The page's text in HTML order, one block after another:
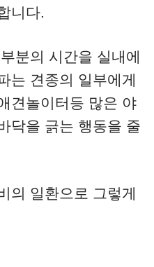
니다.
분의 시간을 실내에
는 견종의 일부에게
견놀이터등 많은 야
닥을 긁는 행동을 줄
의 일환으로 그렇게